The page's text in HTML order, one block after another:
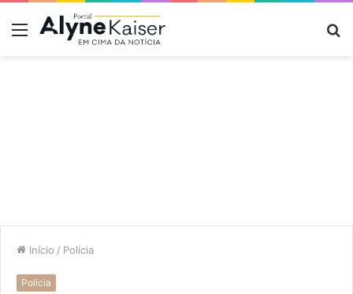
Menu
Início / Polícia
Polícia